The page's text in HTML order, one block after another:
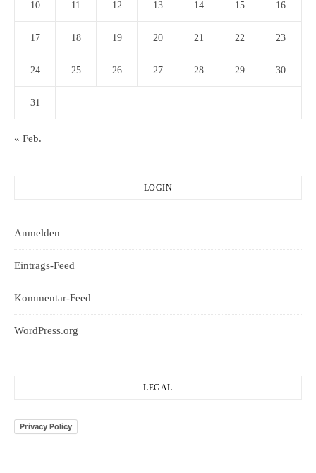
10 11 12 13 14 15 16
17 18 19 20 21 22 23
24 25 26 27 28 29 30
31
« Feb.
LOGIN
Anmelden
Eintrags-Feed
Kommentar-Feed
WordPress.org
LEGAL
Privacy Policy